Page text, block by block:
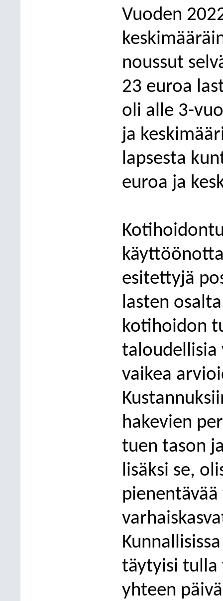
Vuoden
noussut
23 euroa
oli alle 3-
ja
lapsesta
euroa ja
esitettyjä
lasten
kotihoidon
taloudellisia
vaikea
hakevien
tuen tason
lisäksi se,
täytyisi tulla
yhteen